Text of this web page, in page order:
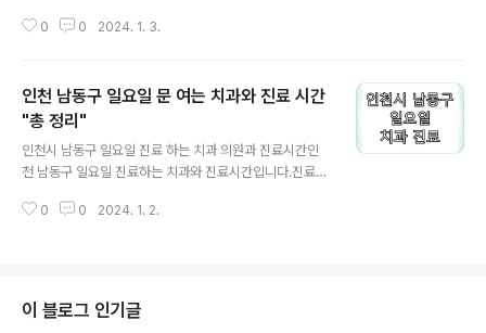
방문하시기 전에 반드시 유선전화로 확인 후에 방문 하시
호 (용현동) 일요일 진료 09:30~14:00 주안 시카고 치과
의원 032-225-2275 인천광역시 미추홀구 미추홀대
로 610, 5층 (주안동) 일요일 진료 09:30~13:30 서울 정
진 키즈 치과의원 032-874-7528 인천광역시 미추홀
구 숙골로 100, 광장프라자 3층 (도화동) 일요일 진료 09:
30~13:30 공휴일, 일요일 진료 가능한 병원 찾기.안녕하
0 0 2024. 1. 3.
인천 남동구 일요일 문 여는 치과와 진료 시간
"총 정리"
인천시 남동구 일요일 진료 하는 치과 의원과 진료시간인
천 남동구 일요일 진료하는 치과와 진료시간입니다.진료시
습니다.방문하시기 전에 반드시 유선전화로 확인 후에 방
의원032-465-2829 인천광역시 남동구 석산로 17
2, 간석래미안자이아파트 상가3동 3층 301호 (간석동) 일
0 0 2024. 1. 2.
이 블로그 인기글